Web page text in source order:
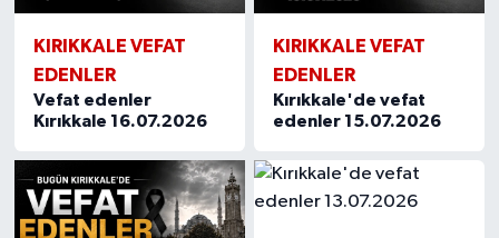
KIRIKKALE VEFAT
EDENLER
Vefat edenler
Kırıkkale 16.07.2026
KIRIKKALE VEFAT
EDENLER
Kırıkkale'de vefat
edenler 15.07.2026